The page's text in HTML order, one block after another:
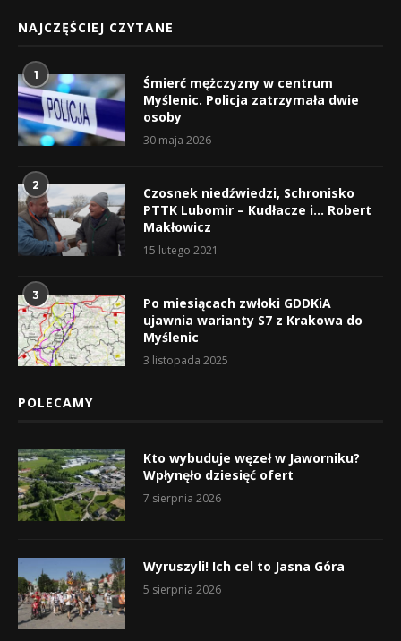
NAJCZĘŚCIEJ CZYTANE
1
Śmierć mężczyzny w centrum
Myślenic. Policja zatrzymała dwie
osoby
30 maja 2026
2
Czosnek niedźwiedzi, Schronisko
PTTK Lubomir – Kudłacze i… Robert
Makłowicz
15 lutego 2021
3
Po miesiącach zwłoki GDDKiA
ujawnia warianty S7 z Krakowa do
Myślenic
3 listopada 2025
POLECAMY
Kto wybuduje węzeł w Jaworniku?
Wpłynęło dziesięć ofert
7 sierpnia 2026
Wyruszyli! Ich cel to Jasna Góra
5 sierpnia 2026